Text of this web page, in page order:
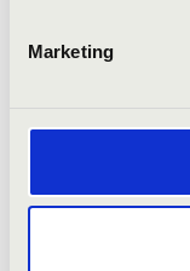
Marketing